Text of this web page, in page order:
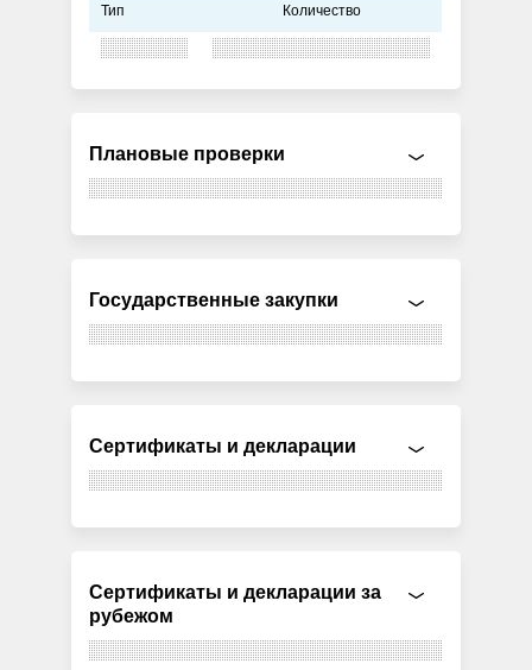
Тип Количество
Плановые проверки
Государственные закупки
Сертификаты и декларации
Сертификаты и декларации за
рубежом